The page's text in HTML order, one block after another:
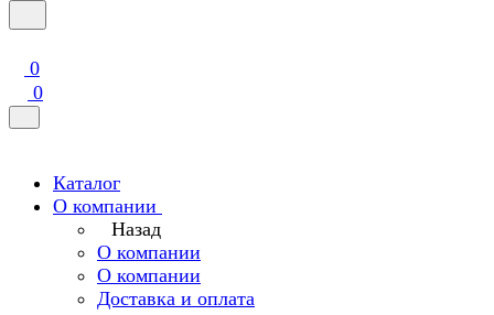
0
0
Каталог
О компании
Назад
О компании
О компании
Доставка и оплата